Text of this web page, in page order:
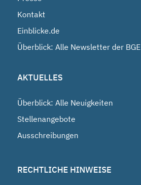
Kontakt
Einblicke.de
Überblick: Alle Newsletter der BGE
AKTUELLES
Überblick: Alle Neuigkeiten
Stellenangebote
Ausschreibungen
RECHTLICHE HINWEISE